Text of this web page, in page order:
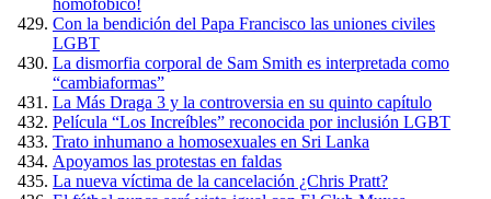
homofóbico!
Con la bendición del Papa Francisco las uniones civiles
LGBT
La dismorfia corporal de Sam Smith es interpretada como
“cambiaformas”
La Más Draga 3 y la controversia en su quinto capítulo
Película “Los Increíbles” reconocida por inclusión LGBT
Trato inhumano a homosexuales en Sri Lanka
Apoyamos las protestas en faldas
La nueva víctima de la cancelación ¿Chris Pratt?